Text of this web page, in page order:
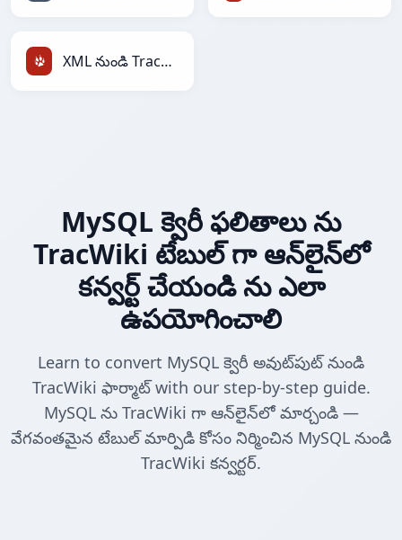
XML నుండి TracWiki
MySQL క్వెరీ ఫలితాలు ను
TracWiki టేబుల్ గా ఆన్‌లైన్‌లో
కన్వర్ట్ చేయండి ను ఎలా
ఉపయోగించాలి
Learn to convert MySQL క్వెరీ అవుట్‌పుట్ నుండి
TracWiki ఫార్మాట్ with our step-by-step guide.
MySQL ను TracWiki గా ఆన్‌లైన్‌లో మార్చండి —
వేగవంతమైన టేబుల్ మార్పిడి కోసం నిర్మించిన MySQL నుండి
TracWiki కన్వర్టర్.